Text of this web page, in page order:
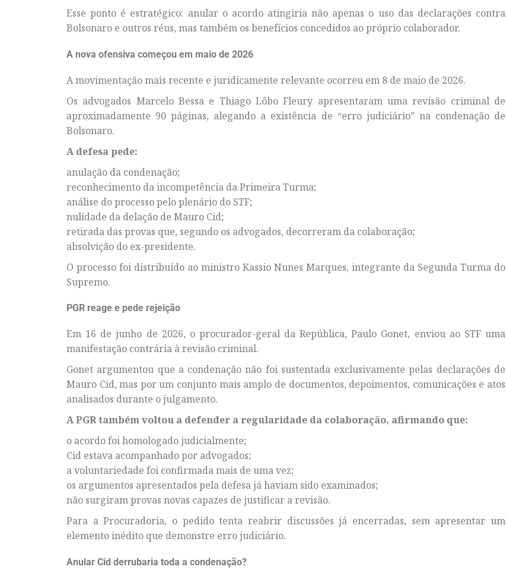
Esse ponto é estratégico: anular o acordo atingiria não apenas o uso das declarações contra
Bolsonaro e outros réus, mas também os benefícios concedidos ao próprio colaborador.
A nova ofensiva começou em maio de 2026
A movimentação mais recente e juridicamente relevante ocorreu em 8 de maio de 2026.
Os advogados Marcelo Bessa e Thiago Lôbo Fleury apresentaram uma revisão criminal de
aproximadamente 90 páginas, alegando a existência de “erro judiciário” na condenação de
Bolsonaro.
A defesa pede:
anulação da condenação;
reconhecimento da incompetência da Primeira Turma;
análise do processo pelo plenário do STF;
nulidade da delação de Mauro Cid;
retirada das provas que, segundo os advogados, decorreram da colaboração;
absolvição do ex-presidente.
O processo foi distribuído ao ministro Kassio Nunes Marques, integrante da Segunda Turma do
Supremo.
PGR reage e pede rejeição
Em 16 de junho de 2026, o procurador-geral da República, Paulo Gonet, enviou ao STF uma
manifestação contrária à revisão criminal.
Gonet argumentou que a condenação não foi sustentada exclusivamente pelas declarações de
Mauro Cid, mas por um conjunto mais amplo de documentos, depoimentos, comunicações e atos
analisados durante o julgamento.
A PGR também voltou a defender a regularidade da colaboração, afirmando que:
o acordo foi homologado judicialmente;
Cid estava acompanhado por advogados;
a voluntariedade foi confirmada mais de uma vez;
os argumentos apresentados pela defesa já haviam sido examinados;
não surgiram provas novas capazes de justificar a revisão.
Para a Procuradoria, o pedido tenta reabrir discussões já encerradas, sem apresentar um
elemento inédito que demonstre erro judiciário.
Anular Cid derrubaria toda a condenação?